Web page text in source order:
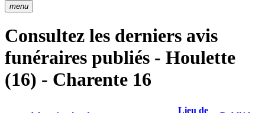
menu
Consultez les derniers avis
funéraires publiés - Houlette
(16) - Charente 16
Lieu de